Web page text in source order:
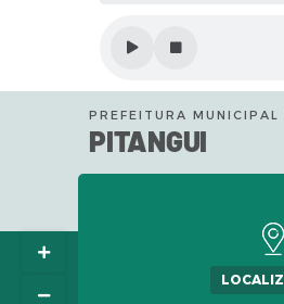
PREFEITURA MUNICIPAL
PITANGUI